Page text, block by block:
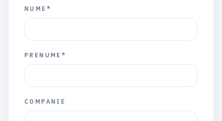
NUME*
PRENUME*
COMPANIE